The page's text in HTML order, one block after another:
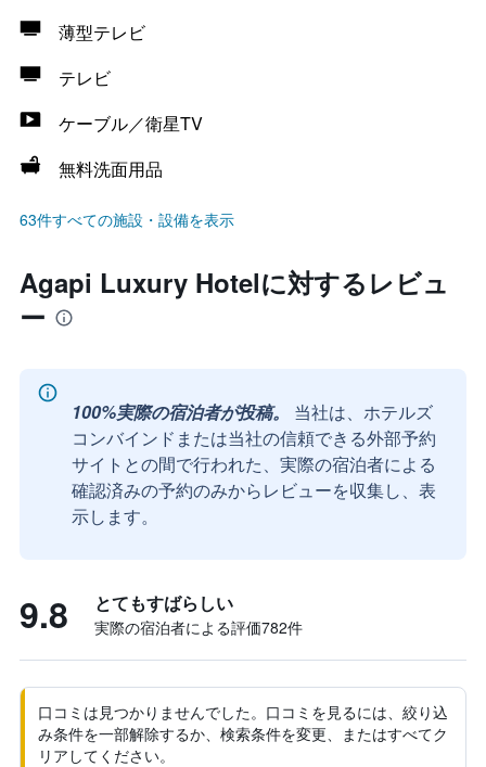
薄型テレビ
テレビ
ケーブル／衛星TV
無料洗面用品
63件すべての施設・設備を表示
Agapi Luxury Hotelに対するレビュ
ー
100%実際の宿泊者が投稿。
当社は、ホテルズ
コンバインドまたは当社の信頼できる外部予約
サイトとの間で行われた、実際の宿泊者による
確認済みの予約のみからレビューを収集し、表
示します。
9.8 とてもすばらしい
実際の宿泊者による評価782​件
口コミは見つかりませんでした。口コミを見るには、絞り込
み条件を一部解除するか、検索条件を変更、またはすべてク
リアしてください。